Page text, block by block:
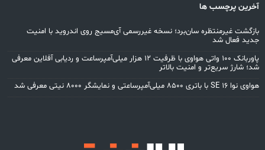
آخرین پرچسب ها
بازگشت غیرمنتظره سان‌برد؛ نسخه غیررسمی آی‌مسیج روی اندروید با امنیت
جدید فعال شد
پاوربانک ۱۰۰ واتی هواوی با ظرفیت ۱۲ هزار میلی‌آمپرساعت و ردیابی آفلاین معرفی
شد؛ شارژ سریع‌تر و امنیت بالاتر
هواوی نوا 16 SE با باتری ۸۵۰۰ میلی‌آمپرساعتی و نمایشگر ۸۰۰۰ نیتی معرفی شد